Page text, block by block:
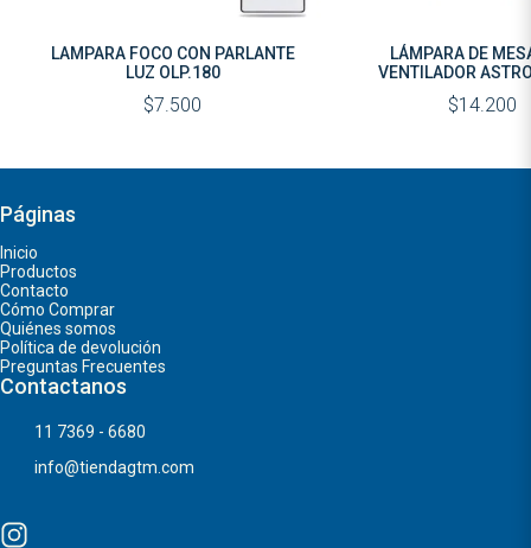
LAMPARA FOCO CON PARLANTE
LUZ OLP.180
$7.500
LÁMPARA DE
VENTILADOR
$14.200
Páginas
Inicio
Productos
Contacto
Cómo Comprar
Quiénes somos
Política de devolución
Preguntas Frecuentes
Contactanos
11 7369 - 6680
info@tiendagtm.com